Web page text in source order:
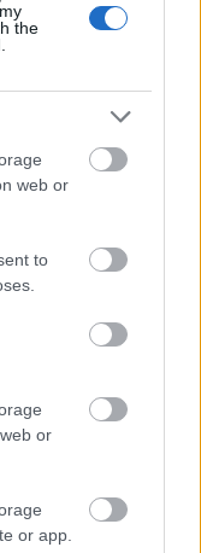
the
web or
to
or
or app.
tovább passzolja
a két megyei
a Fidesz